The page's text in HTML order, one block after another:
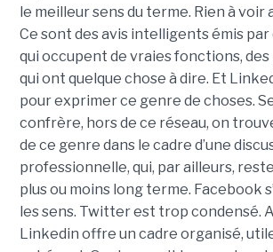
le meilleur sens du terme. Rien à voir
Ce sont des avis intelligents émis
qui occupent de vraies fonctions,
qui ont quelque chose à dire. Et
pour exprimer ce genre de choses.
confrère, hors de ce réseau, on
de ce genre dans le cadre d’une
professionnelle, qui, par ailleurs,
plus ou moins long terme. Facebook
les sens. Twitter est trop condensé.
Linkedin offre un cadre organisé,